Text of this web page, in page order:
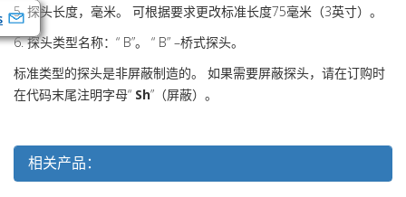
5. 探头长度，毫米。 可根据要求更改标准长度75毫米（3英寸）。
6. 探头类型名称：“ B”。 “ B” –桥式探头。
标准类型的探头是非屏蔽制造的。 如果需要屏蔽探头，请在订购时
在代码末尾注明字母“ Sh”（屏蔽）。
相关产品：